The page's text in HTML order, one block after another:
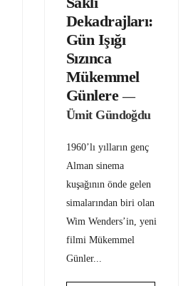
Dekadrajları:
Gün Işığı
Sızınca
Mükemmel
Günlere —
Ümit Gündoğdu
1960’lı yılların genç
Alman sinema
kuşağının önde gelen
simalarından biri olan
Wim Wenders’in, yeni
filmi Mükemmel
Günler...